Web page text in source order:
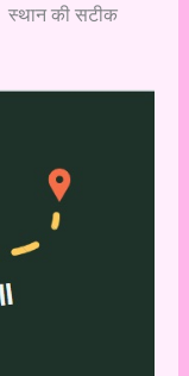
की सटीक